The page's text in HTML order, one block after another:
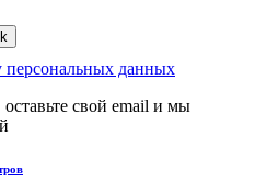
персональных данных
свой email и мы